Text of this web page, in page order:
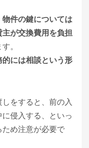
物件の鍵については
が交換費用を負担
。
的には相談という形
をすると、前の入
侵入する、といっ
め注意が必要で